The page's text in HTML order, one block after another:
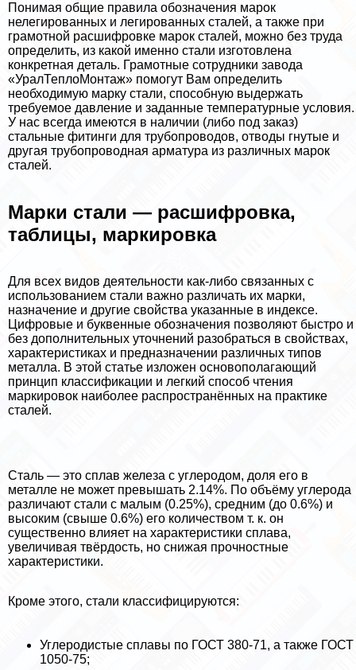
Понимая общие правила обозначения марок
нелегированных и легированных сталей, а также при
грамотной расшифровке марок сталей, можно без труда
определить, из какой именно стали изготовлена
конкретная деталь. Грамотные сотрудники завода
«УралТеплоМонтаж» помогут Вам определить
необходимую марку стали, способную выдержать
требуемое давление и заданные температурные условия.
У нас всегда имеются в наличии (либо под заказ)
стальные фитинги для трубопроводов, отводы гнутые и
другая трубопроводная арматура из различных марок
сталей.
Марки стали — расшифровка,
таблицы, маркировка
Для всех видов деятельности как-либо связанных с
использованием стали важно различать их марки,
назначение и другие свойства указанные в индексе.
Цифровые и буквенные обозначения позволяют быстро и
без дополнительных уточнений разобраться в свойствах,
хаpaктеристиках и предназначении различных типов
металла. В этой статье изложен основополагающий
принцип классификации и легкий способ чтения
маркировок наиболее распространённых на пpaктике
сталей.
Сталь — это сплав железа с углеродом, доля его в
металле не может превышать 2.14%. По объёму углерода
различают стали с малым (0.25%), средним (до 0.6%) и
высоким (свыше 0.6%) его количеством т. к. он
существенно влияет на хаpaктеристики сплава,
увеличивая твёрдость, но снижая прочностные
хаpaктеристики.
Кроме этого, стали классифицируются:
Углеродистые сплавы по ГОСТ 380-71, а также ГОСТ
1050-75;